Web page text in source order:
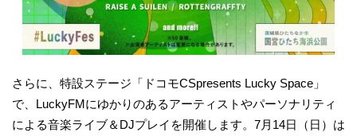
さらに、特設ステージ「ドコモCSpresents Lucky Space」
で、LuckyFMにゆかりのあるアーティストやパーソナリティ
による音楽ライブ＆DJプレイを開催します。7月14日（日）は